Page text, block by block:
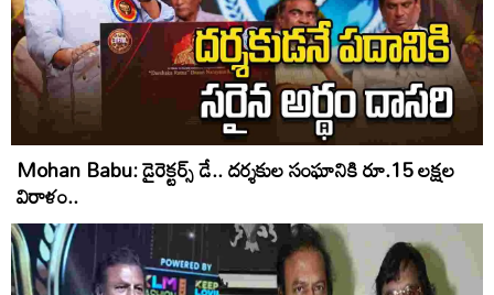
Mohan Babu: డైరెక్టర్స్ డే.. దర్శకుల సంఘానికి రూ.15 లక్షల
విరాళం..